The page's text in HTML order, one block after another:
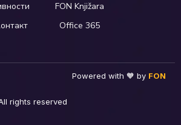
FON Knjižara
Office 365
Powered with 🧡 by FON
rights reserved